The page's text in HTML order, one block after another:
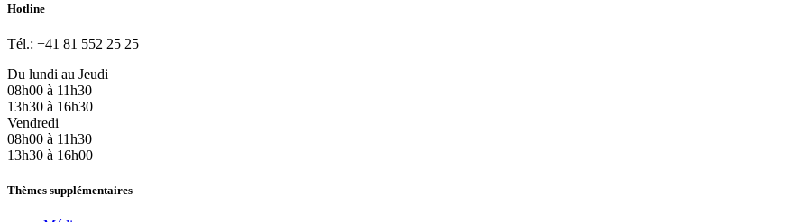
Hotline
Tél.: +41 81 552 25 25
Du lundi au Jeudi
08h00 à 11h30
13h30 à 16h30
Vendredi
08h00 à 11h30
13h30 à 16h00
Thèmes supplémentaires